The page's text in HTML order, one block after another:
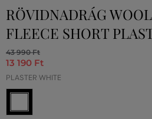
RÖVIDNADRÁG
FLEECE SHORT
43 990 Ft
13 190 Ft
PLASTER WHITE